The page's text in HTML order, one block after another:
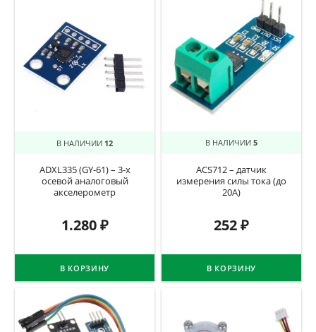
В НАЛИЧИИ 12
ADXL335 (GY-61) – 3-х
осевой аналоговый
акселерометр
1.280₽
В КОРЗИНУ
В НАЛИЧИИ 5
ACS712 – датчик
измерения силы тока (до
20А)
252₽
В КОРЗИНУ